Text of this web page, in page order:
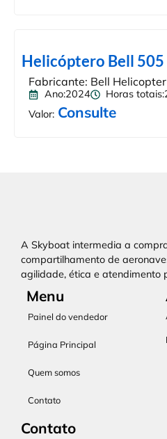
Helicóptero Bell 505
Fabricante: Bell Helicopter
Ano:2024 Horas
Valor: Consulte
A Skyboat intermedia a
compartilhamento de
agilidade, ética e atendimento
Menu
Painel do vendedor
Página Principal
Quem somos
Contato
Contato